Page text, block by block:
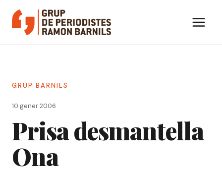
contingut
GRUP BARNILS
10 gener 2006
Prisa desmantella
Ona